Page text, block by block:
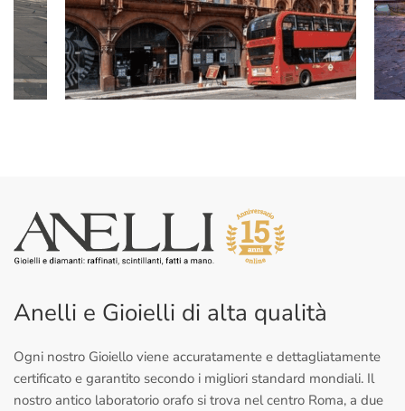
Anelli e Gioielli di alta qualità
Ogni nostro Gioiello viene accuratamente e dettagliatamente
certificato e garantito secondo i migliori standard mondiali. Il
nostro antico laboratorio orafo si trova nel centro Roma, a due